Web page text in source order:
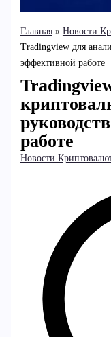
Главная
Новости
Tradingview для
эффективной работе
работе
Новости